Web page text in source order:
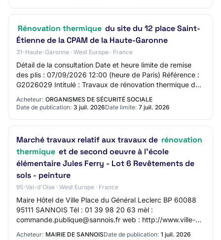
Rénovation thermique du site du 12 place Saint-
Étienne de la CPAM de la Haute-Garonne
31-Haute-Garonne · West Europe · France
Détail de la consultation Date et heure limite de remise
des plis : 07/09/2026 12:00 (heure de Paris) Référence :
G2026029 Intitulé : Travaux de rénovation thermique du
site du 12 place Saint-Étienne…
Acheteur: ORGANISMES DE SÉCURITÉ SOCIALE
Date de publication: 3 juil. 2026Date limite: 7 juil. 2026
Marché travaux relatif aux travaux de rénovation
thermique et de second oeuvre à l'école
élémentaire Jules Ferry - Lot 6 Revêtements de
sols - peinture
95-Val-d'Oise · West Europe · France
Maire Hôtel de Ville Place du Général Leclerc BP 60088
95111 SANNOIS Tél : 01 39 98 20 63 mèl :
commande.publique@sannois.fr web : http://www.ville-
Acheteur: MAIRIE DE SANNOISDate de publication: 1 juil. 2026